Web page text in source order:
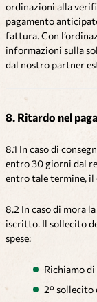
ordinazioni alla
pagamento
fattura. Con
informazioni sulla
dal nostro partner
8. Ritardo nel
8.1 In caso di
entro 30 giorni dal
entro tale termine, il
8.2 In caso di mora
iscritto. Il sollecito
spese:
Richiamo
2° sollecito